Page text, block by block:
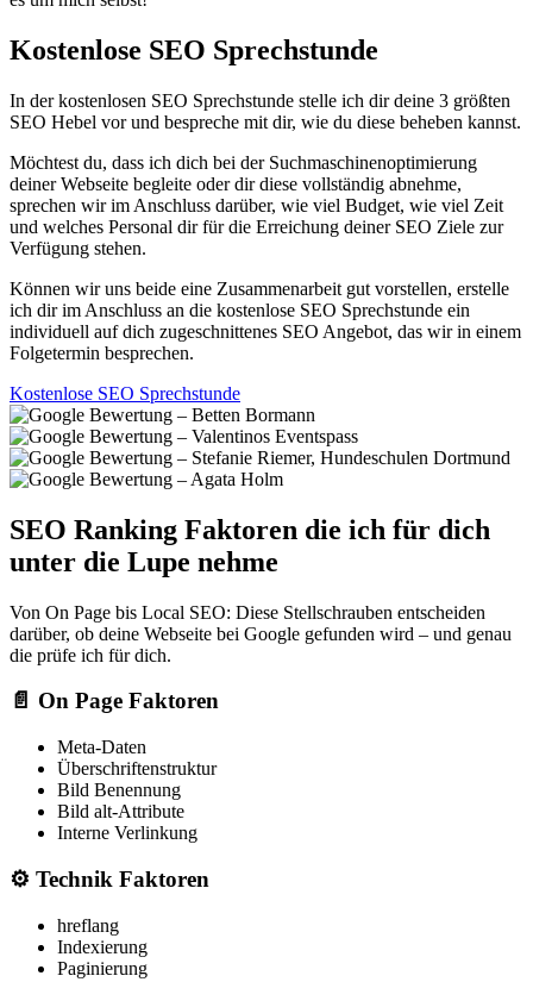
Kostenlose SEO Sprechstunde
In der kostenlosen SEO Sprechstunde stelle ich dir deine 3 größten
SEO Hebel vor und bespreche mit dir, wie du diese beheben kannst.
Möchtest du, dass ich dich bei der Suchmaschinenoptimierung
deiner Webseite begleite oder dir diese vollständig abnehme,
sprechen wir im Anschluss darüber, wie viel Budget, wie viel Zeit
und welches Personal dir für die Erreichung deiner SEO Ziele zur
Verfügung stehen.
Können wir uns beide eine Zusammenarbeit gut vorstellen, erstelle
ich dir im Anschluss an die kostenlose SEO Sprechstunde ein
individuell auf dich zugeschnittenes SEO Angebot, das wir in einem
Folgetermin besprechen.
Kostenlose SEO Sprechstunde
SEO Ranking Faktoren die ich für dich
unter die Lupe nehme
Von On Page bis Local SEO: Diese Stellschrauben entscheiden
darüber, ob deine Webseite bei Google gefunden wird – und genau
die prüfe ich für dich.
📄 On Page Faktoren
Meta-Daten
Überschriftenstruktur
Bild Benennung
Bild alt-Attribute
Interne Verlinkung
⚙️ Technik Faktoren
hreflang
Indexierung
Paginierung